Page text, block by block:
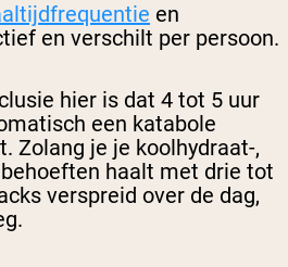
en
en verschilt per persoon.
hier is dat 4 tot 5 uur
een katabole
Zolang je je koolhydraat-,
haalt met drie tot
verspreid over de dag,